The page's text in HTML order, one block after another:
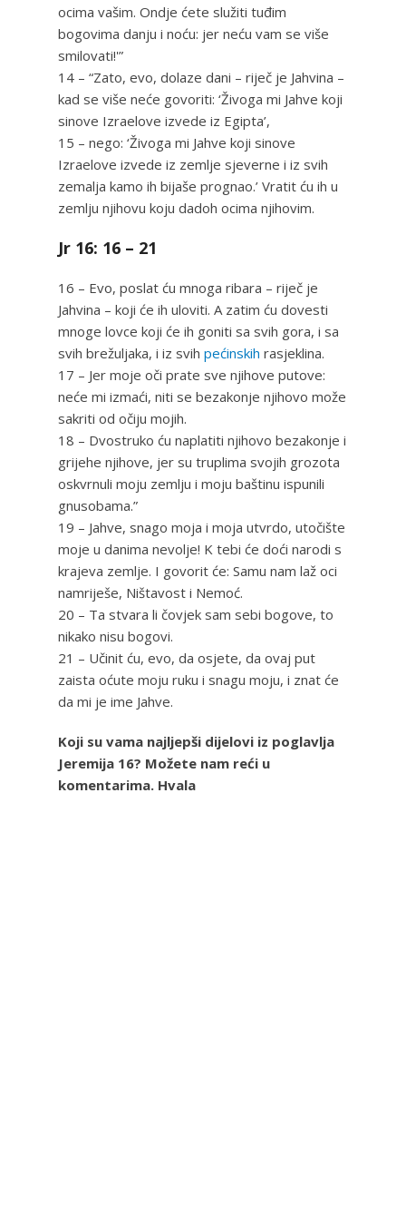
ocima vašim. Ondje ćete služiti tuđim
bogovima danju i noću: jer neću vam se više
smilovati!'”
14 – “Zato, evo, dolaze dani – riječ je Jahvina –
kad se više neće govoriti: ‘Živoga mi Jahve koji
sinove Izraelove izvede iz Egipta’,
15 – nego: ‘Živoga mi Jahve koji sinove
Izraelove izvede iz zemlje sjeverne i iz svih
zemalja kamo ih bijaše prognao.’ Vratit ću ih u
zemlju njihovu koju dadoh ocima njihovim.
Jr 16: 16 – 21
16 – Evo, poslat ću mnoga ribara – riječ je
Jahvina – koji će ih uloviti. A zatim ću dovesti
mnoge lovce koji će ih goniti sa svih gora, i sa
svih brežuljaka, i iz svih pećinskih rasjeklina.
17 – Jer moje oči prate sve njihove putove:
neće mi izmaći, niti se bezakonje njihovo može
sakriti od očiju mojih.
18 – Dvostruko ću naplatiti njihovo bezakonje i
grijehe njihove, jer su truplima svojih grozota
oskvrnuli moju zemlju i moju baštinu ispunili
gnusobama.”
19 – Jahve, snago moja i moja utvrdo, utočište
moje u danima nevolje! K tebi će doći narodi s
krajeva zemlje. I govorit će: Samu nam laž oci
namriješe, Ništavost i Nemoć.
20 – Ta stvara li čovjek sam sebi bogove, to
nikako nisu bogovi.
21 – Učinit ću, evo, da osjete, da ovaj put
zaista oćute moju ruku i snagu moju, i znat će
da mi je ime Jahve.
Koji su vama najljepši dijelovi iz poglavlja
Jeremija 16? Možete nam reći u
komentarima. Hvala